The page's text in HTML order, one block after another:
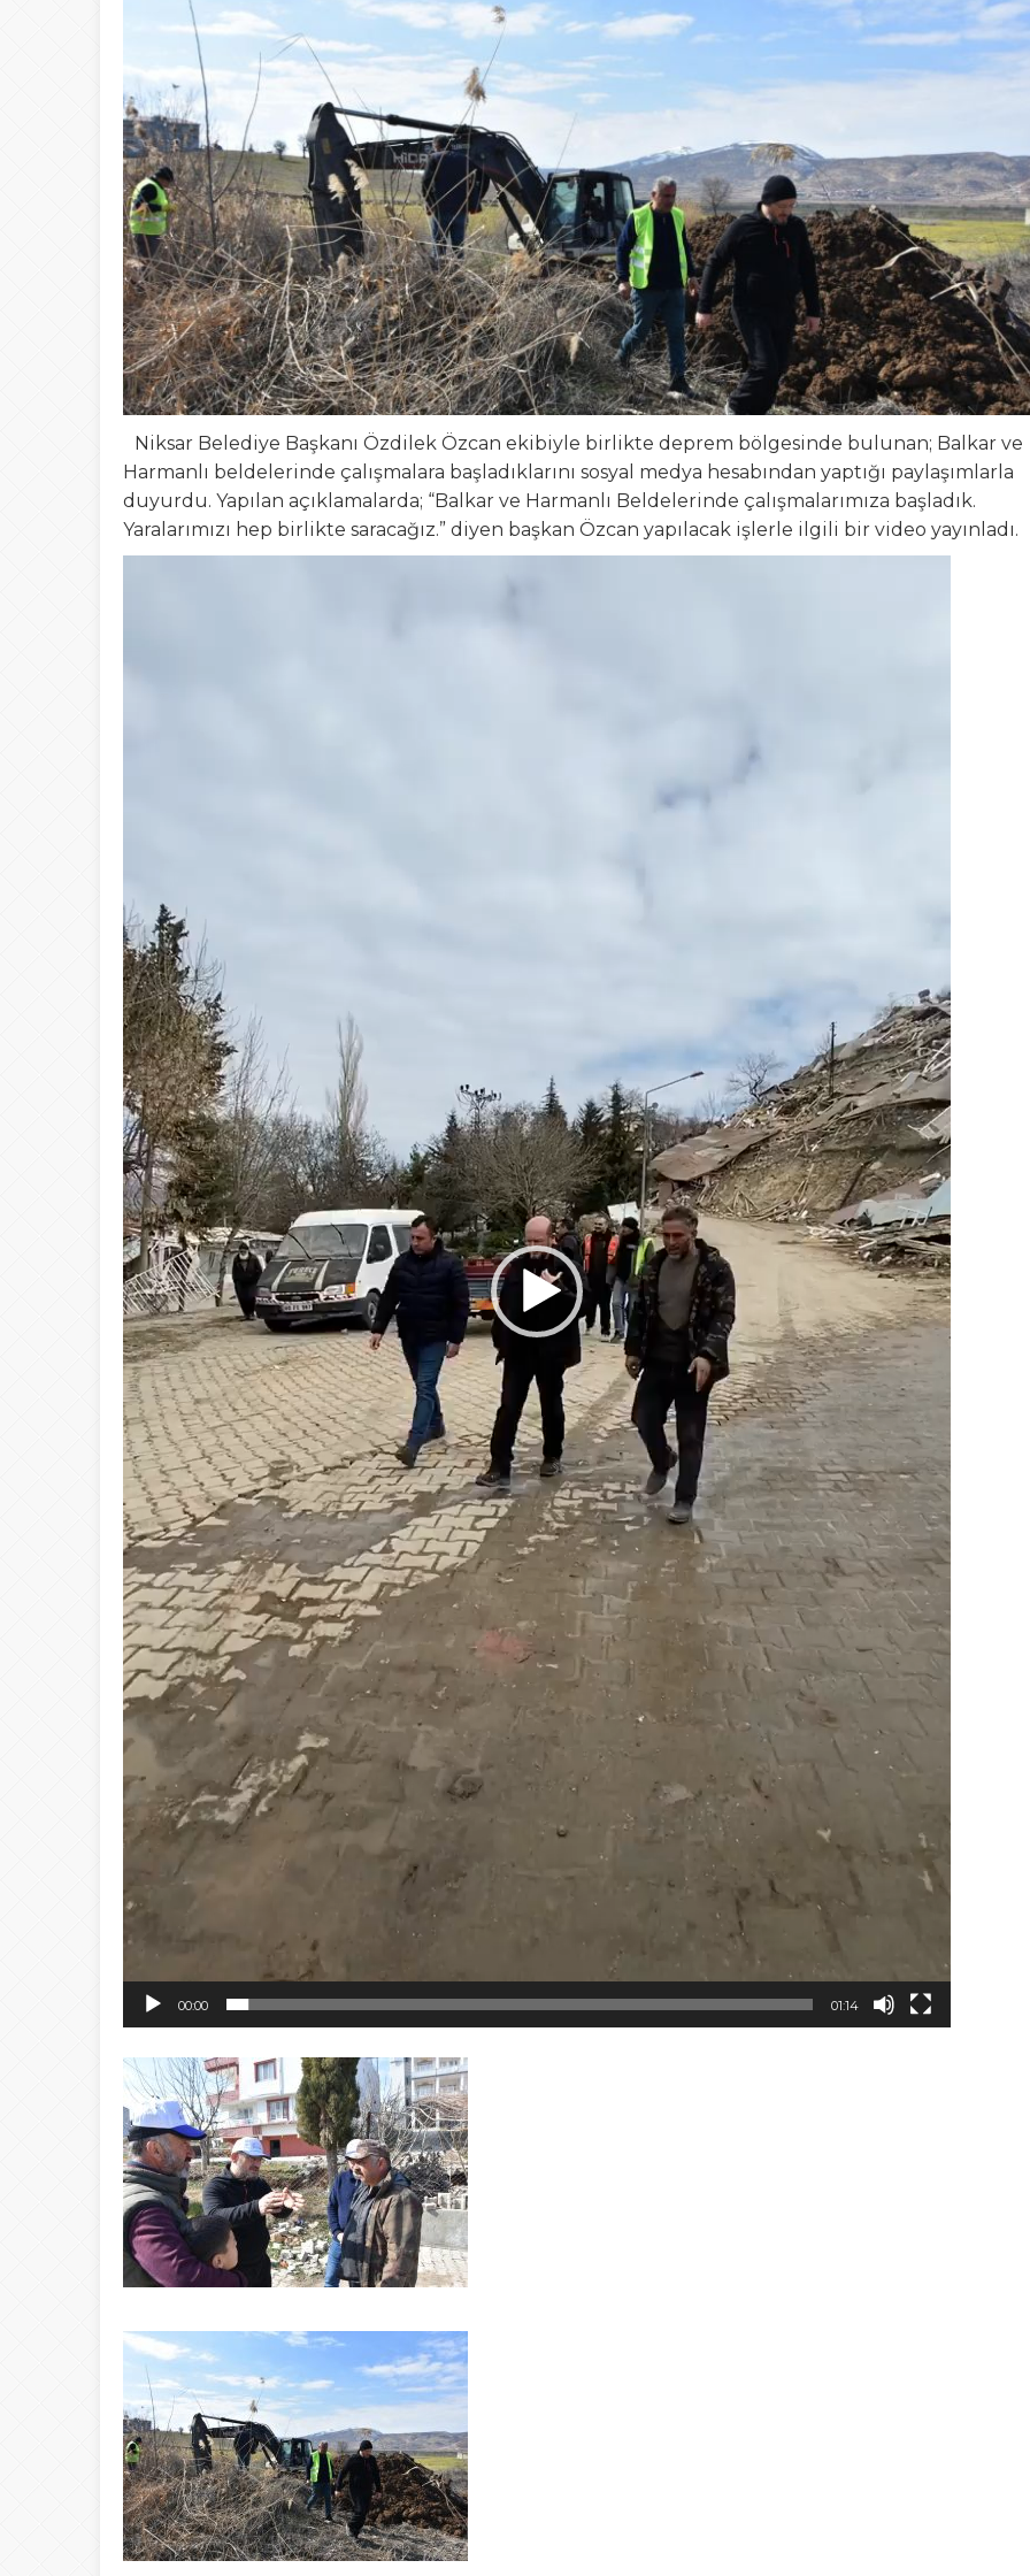
09:46 BEYEFENDİYE BİR KAÇ SORU
13:56 Bir Kumpasın Şifreleri: Soruyoruz
19:14 Tokat Belediyesinden Asfalt Şantiyesi Atağı
08:42 Tokat’ta Okullar Parklara Taşındı
Niksar Belediye Başkanı Özdilek Özcan ekibiyle birlikte deprem bölgesinde bulunan; Balkar ve
Harmanlı beldelerinde çalışmalara başladıklarını sosyal medya hesabından yaptığı paylaşımlarla
duyurdu. Yapılan açıklamalarda; “Balkar ve Harmanlı Beldelerinde çalışmalarımıza başladık.
Yaralarımızı hep birlikte saracağız.” diyen başkan Özcan yapılacak işlerle ilgili bir video yayınladı.
00:00 01:14